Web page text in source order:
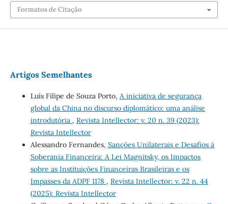
Formatos de Citação
Artigos Semelhantes
Luís Filipe de Souza Porto, A iniciativa de segurança
global da China no discurso diplomático: uma análise
introdutória , Revista Intellector: v. 20 n. 39 (2023):
Revista Intellector
Alessandro Fernandes, Sanções Unilaterais e Desafios à
Soberania Financeira: A Lei Magnitsky, os Impactos
sobre as Instituições Financeiras Brasileiras e os
Impasses da ADPF 1178 , Revista Intellector: v. 22 n. 44
(2025): Revista Intellector